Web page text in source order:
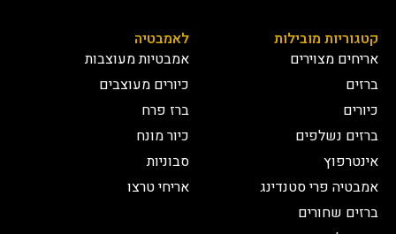
קטגוריות מובילות
אריחים מצוירים
ברזים
כיורים
ברזים נשלפים
אינטרפוץ
אמבטיה פרי סטנדינג
ברזים שחורים
לאמבטיה
אמבטיות מעוצבות
כיורים מעוצבים
ברז פרח
כיור מונח
סבוניות
אריחי טרצו